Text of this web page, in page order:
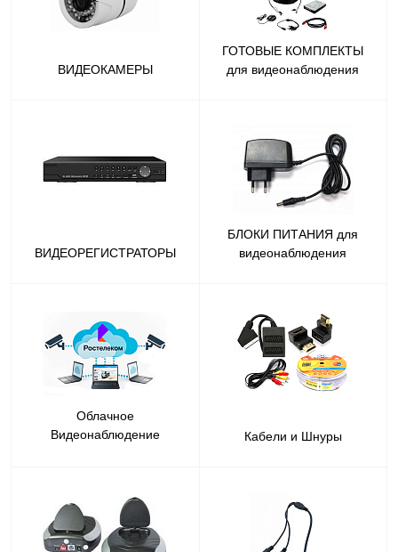
ВИДЕОКАМЕРЫ
ГОТОВЫЕ КОМПЛЕКТЫ
для видеонаблюдения
ВИДЕОРЕГИСТРАТОРЫ
БЛОКИ ПИТАНИЯ для
видеонаблюдения
Облачное
Видеонаблюдение
Кабели и Шнуры